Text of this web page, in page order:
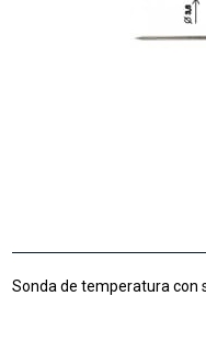
Sonda de temperatura con